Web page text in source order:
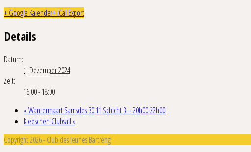
+ Google Kalender+ iCal Export
Details
Datum:
1. Dezember 2024
Zeit:
16:00 - 18:00
«Wantermaart Samsdes 30.11 Schicht 3 – 20h00-22h00
Kleeschen-Clubsall»
Copyright 2026 - Club des Jeunes Bartreng